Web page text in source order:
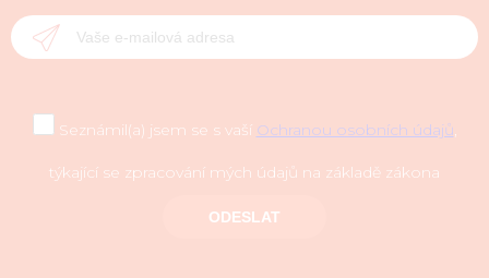
Seznámil(a) jsem se s vaší Ochranou osobních údajů,
týkající se zpracování mých údajů na základě zákona
ODESLAT